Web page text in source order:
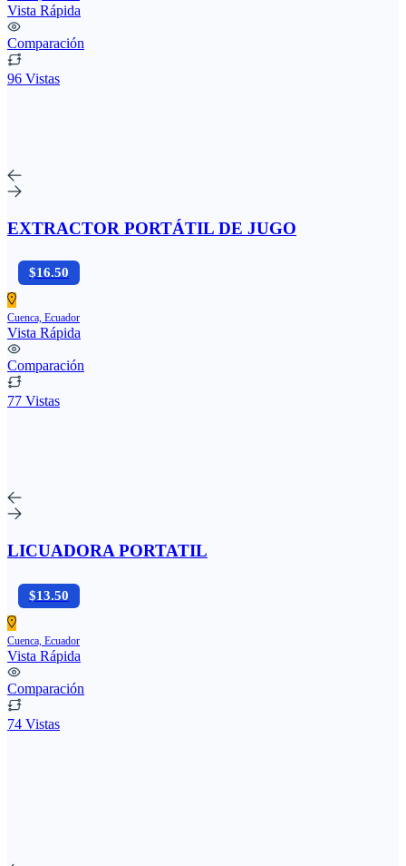
Vista Rápida
Comparación
96 Vistas
EXTRACTOR PORTÁTIL DE JUGO
$16.50
Cuenca, Ecuador
Vista Rápida
Comparación
77 Vistas
LICUADORA PORTATIL
$13.50
Cuenca, Ecuador
Vista Rápida
Comparación
74 Vistas